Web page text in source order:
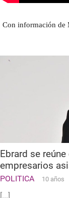
Con información de
Ebrard se
empresarios
POLITICA 10 años
[...]